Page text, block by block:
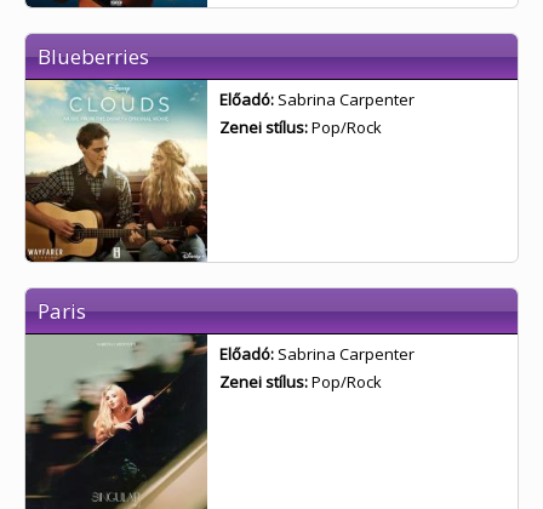
Blueberries
Előadó: Sabrina Carpenter
Zenei stílus:Pop/Rock
Paris
Előadó: Sabrina Carpenter
Zenei stílus:Pop/Rock